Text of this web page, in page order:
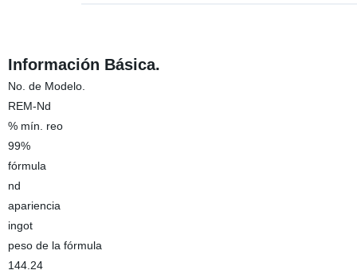
Información Básica.
No. de Modelo.
REM-Nd
% mín. reo
99%
fórmula
nd
apariencia
ingot
peso de la fórmula
144.24